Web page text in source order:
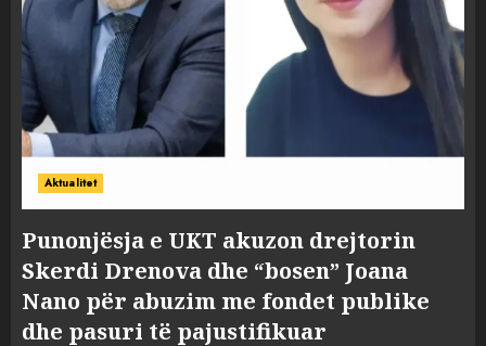
Aktualitet
Punonjësja e UKT akuzon drejtorin
Skerdi Drenova dhe “bosen” Joana
Nano për abuzim me fondet publike
dhe pasuri të pajustifikuar